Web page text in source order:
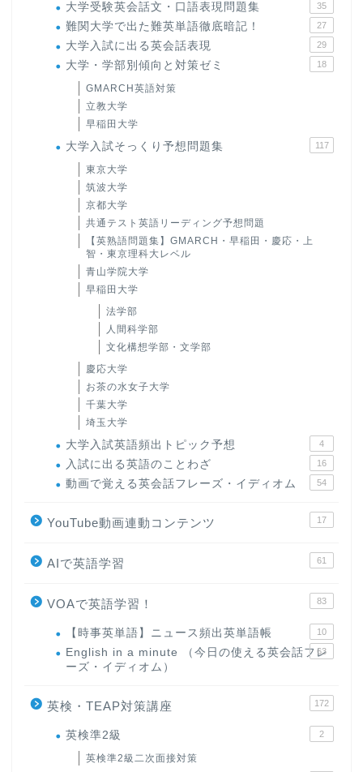
大学受験英会話文・口語表現問題集 35
難関大学で出た難英単語徹底暗記！ 27
大学入試に出る英会話表現 29
大学・学部別傾向と対策ゼミ 18
GMARCH英語対策
立教大学
早稲田大学
大学入試そっくり予想問題集 117
東京大学
筑波大学
京都大学
共通テスト英語リーディング予想問題
【英熟語問題集】GMARCH・早稲田・慶応・上
智・東京理科大レベル
青山学院大学
早稲田大学
法学部
人間科学部
文化構想学部・文学部
慶応大学
お茶の水女子大学
千葉大学
埼玉大学
大学入試英語頻出トピック予想 4
入試に出る英語のことわざ 16
動画で覚える英会話フレーズ・イディオム 54
YouTube動画連動コンテンツ 17
AIで英語学習 61
VOAで英語学習！ 83
【時事英単語】ニュース頻出英単語帳 10
English in a minute （今日の使える英会話フレ
ーズ・イディオム）
63
英検・TEAP対策講座 172
英検準2級 2
英検準2級二次面接対策